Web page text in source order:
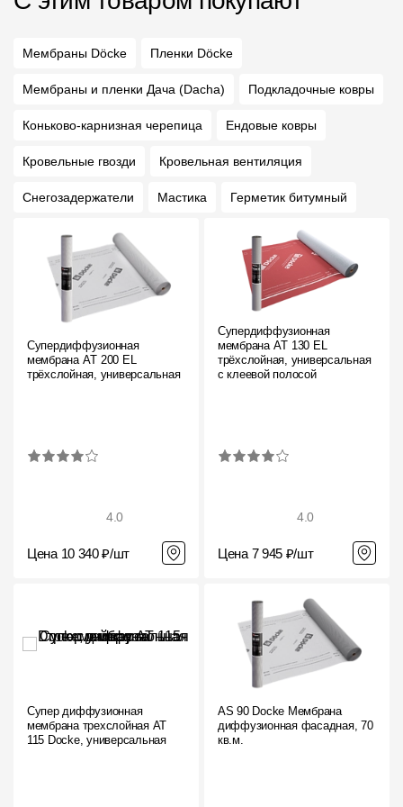
Мембраны Döcke Пленки Döcke
Мембраны и пленки Дача (Dacha) Подкладочные ковры
Коньково-карнизная черепица Ендовые ковры
Кровельные гвозди Кровельная вентиляция
Снегозадержатели Мастика Герметик битумный
Супердиффузионная
мембрана АT 200 EL
трёхслойная, универсальная
4.0
Цена 10 340 ₽/шт
Супердиффузионная
мембрана АT 130 EL
трёхслойная, универсальная
с клеевой полосой
4.0
Цена 7 945 ₽/шт
Супер диффузионная
мембрана трехслойная AT
115 Docke, универсальная
AS 90 Docke Мембрана
диффузионная фасадная, 70
кв.м.